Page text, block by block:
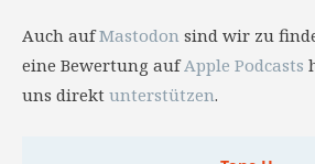
Auch aufMastodon sind wir zu
eine Bewertung aufApple Podcasts
uns direkt unterstützen.